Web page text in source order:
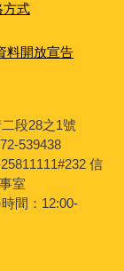
方式
料開放宣告
段28之1號
539438
信
室
間：12:00-